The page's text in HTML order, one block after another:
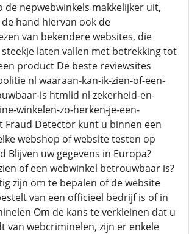
de nepwebwinkels makkelijker uit,
hand hiervan ook de
van bekendere websites, die
laten vallen met betrekking tot
product De beste reviewsites
nl waaraan-kan-ik-zien-of-een-
is htmlid nl zekerheid-en-
winkelen-zo-herken-je-een-
Fraud Detector kunt u binnen een
webshop of website testen op
Blijven uw gegevens in Europa?
of een webwinkel betrouwbaar is?
zijn om te bepalen of de website
van een officieel bedrijf is of in
Om de kans te verkleinen dat u
van webcriminelen, zijn er enkele